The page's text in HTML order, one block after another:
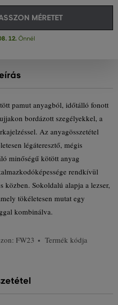
MÉRETET
12. Önnél
pamut anyagból, időtálló fonott
bordázott szegélyekkel, a
Az anyagösszetétel
légáteresztő, mégis
minőségű kötött anyag
rendkívül
közben. Sokoldalú alapja a lezser,
tökéletesen mutat egy
kombinálva.
FW23
Termék kódja